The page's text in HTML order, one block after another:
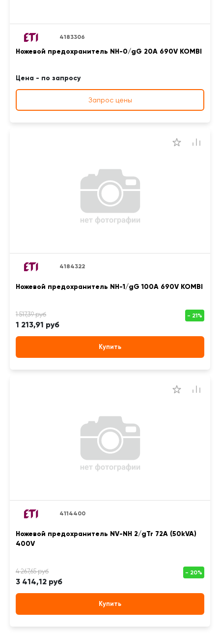
4183306
Ножевой предохранитель NH-0/gG 20A 690V KOMBI
Цена - по запросу
Запрос цены
4184322
Ножевой предохранитель NH-1/gG 100A 690V KOMBI
1 213,91 руб
Купить
4114400
Ножевой предохранитель NV-NH 2/gTr 72A (50kVA)
400V
3 414,12 руб
Купить